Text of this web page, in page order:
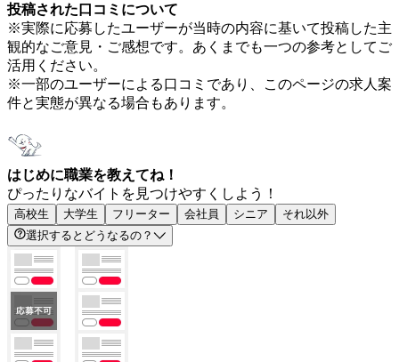
投稿された口コミについて
※実際に応募したユーザーが当時の内容に基いて投稿した主
観的なご意見・ご感想です。あくまでも一つの参考としてご
活用ください。
※一部のユーザーによる口コミであり、このページの求人案
件と実態が異なる場合もあります。
はじめに職業を教えてね！
ぴったりなバイトを見つけやすくしよう！
高校生 大学生 フリーター 会社員 シニア
それ以外
選択するとどうなるの？